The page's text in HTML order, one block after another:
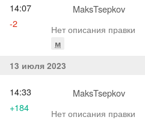
MaksTsepkov
Нет описания правки
м
14:07
-2
13 июля 2023
MaksTsepkov
Нет описания правки
14:33
+184